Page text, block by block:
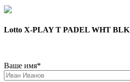
Lotto X-PLAY T PADEL WHT BLK
Ваше имя*